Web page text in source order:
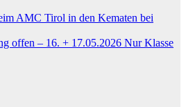
AMC Tirol in den Kematen bei
offen – 16. + 17.05.2026 Nur Klasse